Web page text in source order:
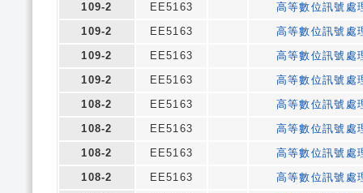
109-2
EE5163
高等數位訊號處
109-2
EE5163
高等數位訊號處
109-2
EE5163
高等數位訊號處
109-2
EE5163
高等數位訊號處
108-2
EE5163
高等數位訊號處
108-2
EE5163
高等數位訊號處
108-2
EE5163
高等數位訊號處
108-2
EE5163
高等數位訊號處